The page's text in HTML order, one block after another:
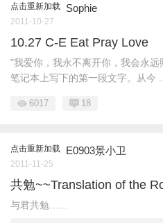
点击重新加载 Sophie
2011-10-27
10.27 C-E Eat Pray Love
"我爱你，我永不离开你，我会永
笔记本上写下的第一段文字。从今 ...
6017 18
点击重新加载 E0903景小卫
2011-11-25
共勉~~Translation of the
与君共勉……